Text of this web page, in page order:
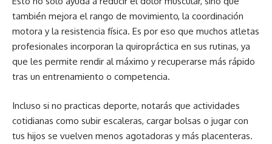
también mejora el rango de movimiento, la coordinación
motora y la resistencia física. Es por eso que muchos atletas
profesionales incorporan la quiropráctica en sus rutinas, ya
que les permite rendir al máximo y recuperarse más rápido
tras un entrenamiento o competencia.
Incluso si no practicas deporte, notarás que actividades
cotidianas como subir escaleras, cargar bolsas o jugar con
tus hijos se vuelven menos agotadoras y más placenteras.